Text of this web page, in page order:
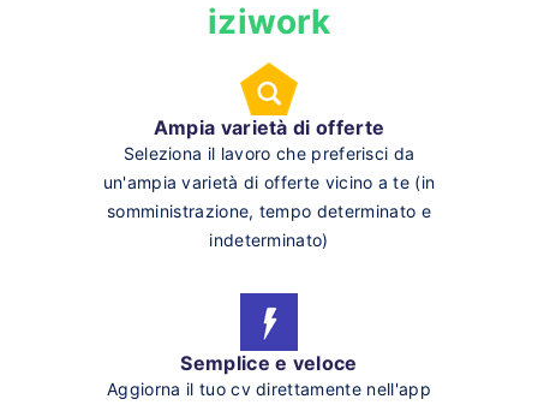
iziwork
Ampia varietà di offerte
Seleziona il lavoro che preferisci da
un'ampia varietà di offerte vicino a te (in
somministrazione, tempo determinato e
indeterminato)
Semplice e veloce
Aggiorna il tuo cv direttamente nell'app